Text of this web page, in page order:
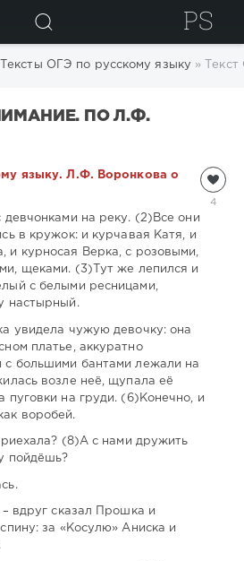
ИСКАТЬ
Тексты ОГЭ по русскому языку »
ПО Л.Ф.
4
языку. Л.Ф. Воронкова о
на реку. (2)Все они
в кружок: и курчавая Катя, и
и курносая Верка, с розовыми,
щеками. (3)Тут же лепился и
с белыми ресницами,
настырный.
увидела чужую девочку: она
платье, аккуратно
с большими бантами лежали на
возле неё, щупала её
пуговки на груди. (6)Конечно, и
воробей.
(8)А с нами дружить
пойдёшь?
вдруг сказал Прошка и
за «Косулю» Аниска и